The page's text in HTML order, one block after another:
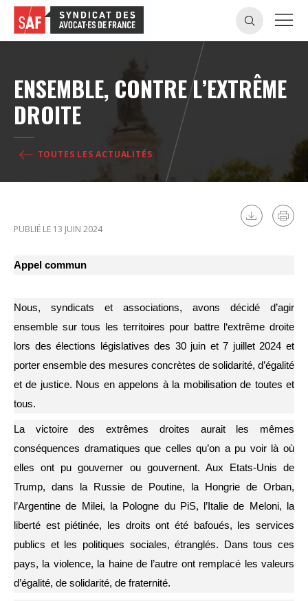
ENSEMBLE, CONTRE L’EXTRÊME
DROITE
TOUTES LES ACTUALITÉS
PUBLIÉ LE 13 JUIN 2024
Appel commun
Nous, syndicats et associations, avons décidé d’agir
ensemble sur tous les territoires pour battre l‘extrême droite
lors des élections législatives des 30 juin et 7 juillet 2024 et
porter ensemble des mesures concrètes de solidarité, d’égalité
et de justice. Nous en appelons à la mobilisation de toutes et
tous.
La victoire des extrêmes droites aurait les mêmes
conséquences dramatiques que celles qu’on a pu voir là où
elles ont pu gouverner ou gouvernent. Aux Etats-Unis de
Trump, dans la Russie de Poutine, la Hongrie de Orban,
l’Argentine de Milei, la Pologne du PiS, l’Italie de Meloni, la
liberté est piétinée, les droits ont été bafoués, les services
publics et les politiques sociales, étranglés. Dans tous ces
pays, la violence, la haine de l’autre ont remplacé les valeurs
d’égalité, de solidarité, de fraternité.